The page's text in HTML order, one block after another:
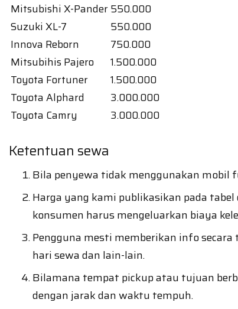
Mitsubishi X-Pander550.000
Suzuki XL-7
550.000
Innova Reborn
750.000
Mitsubihis Pajero
1.500.000
Toyota Fortuner
1.500.000
Toyota Alphard
3.000.000
Toyota Camry
3.000.000
Ketentuan sewa
Bila penyewa tidak menggunakan mobil
Harga yang kami publikasikan pada
konsumen harus mengeluarkan biaya
Pengguna mesti memberikan info
hari sewa dan lain-lain.
Bilamana tempat pickup atau tujuan
dengan jarak dan waktu tempuh.